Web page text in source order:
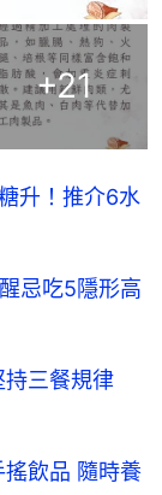
+21
升！推介6水
忌吃5隱形高
持三餐規律
飲品 隨時養